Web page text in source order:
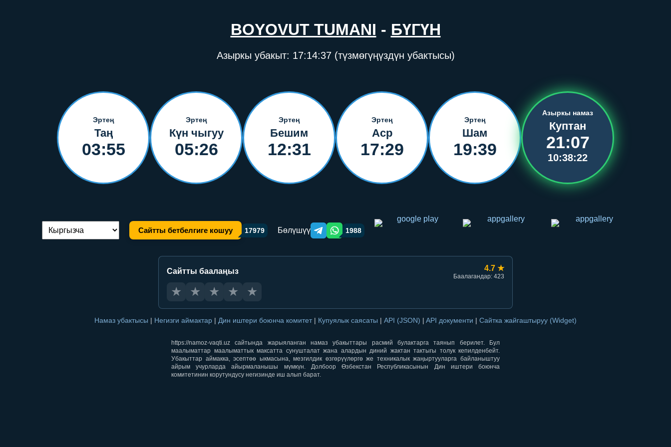
BOYOVUT TUMANI - БҮГҮН
Азыркы убакыт: 17:14:37(түзмөгүңүздүн убактысы)
Эртең
Таң
03:55
Эртең
Күн чыгуу
05:26
Эртең
Бешим
12:31
Эртең
Аср
17:29
Эртең
Шам
19:39
Азыркы намаз
Куптан
21:07
10:38:22
Тилди алмаштыруу: Сайтты бетбелгиге кошуу 17979 Бөлүшүү Telegram orqali ulashish
WhatsApp orqali ulashish
1988
Сайтты баалаңыз 4.7 ★
Баалагандар: 423
★ ★ ★ ★ ★
Намаз убактысы | Негизги аймактар | Дин иштери боюнча комитет | Купуялык саясаты | API (JSON) | API документи | Сайтка жайгаштыруу (Widget)
https://namoz-vaqti.uz сайтында жарыяланган намаз убакыттары расмий булактарга таянып берилет. Бул
маалыматтар маалыматтык максатта сунушталат жана алардын диний жактан тактыгы толук кепилденбейт.
Убакыттар аймакка, эсептөө ыкмасына, мезгилдик өзгөрүүлөргө же техникалык жаңыртууларга байланыштуу
айрым учурларда айырмаланышы мүмкүн. Долбоор Өзбекстан Республикасынын Дин иштери боюнча
комитетинин корутундусу негизинде иш алып барат.